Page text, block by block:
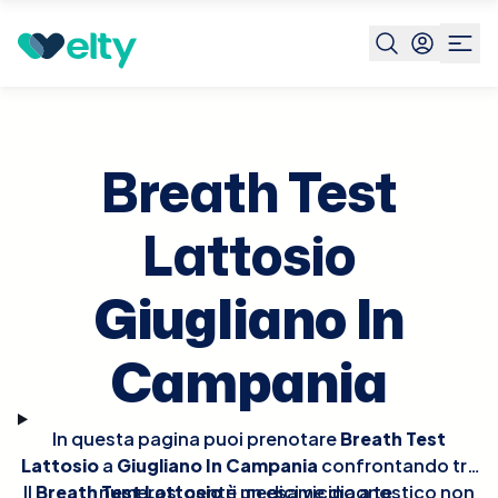
Prenota visita
Giugliano In
Breath Test
Lattosio
Giugliano In
Campania
In questa pagina puoi prenotareBreath Test
Lattosioa Giugliano In Campania confrontando tra
numerosi centri medici vicino a te.
Il Breath Test Lattosioè un esame diagnostico non